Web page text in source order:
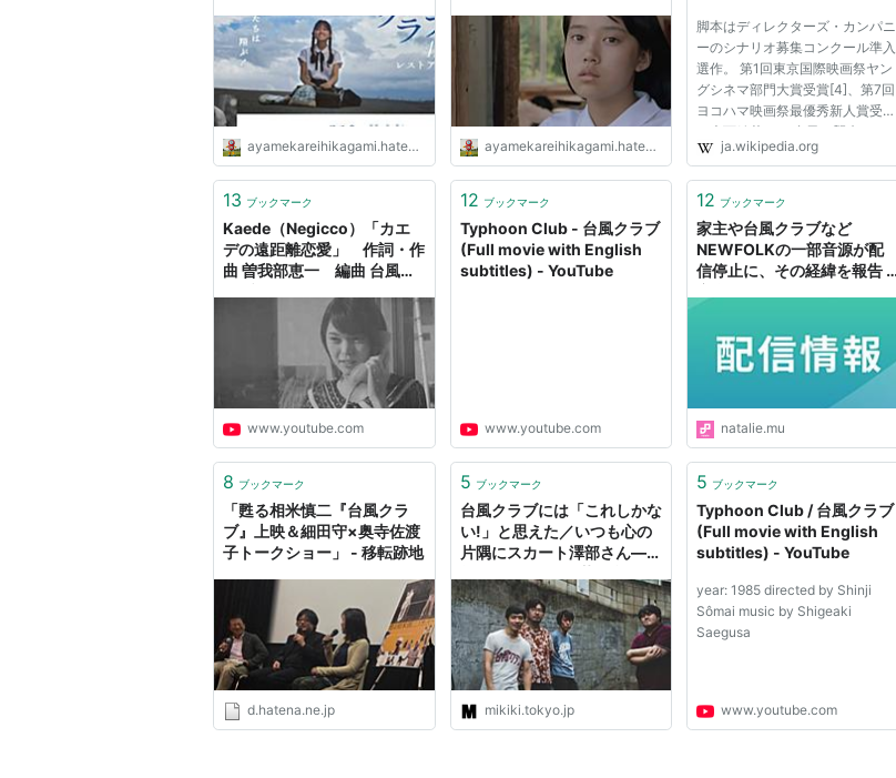
ayamekareihikagami.hateblo.jp ayamekareihikagami.hateblo.jp
脚本はディレクターズ・カンパニ
ーのシナリオ募集コンクール準入
選作。 第1回東京国際映画祭ヤン
グシネマ部門大賞受賞[4]、第7回
ヨコハマ映画祭最優秀新人賞受賞
（大西結花）。 台風の襲来をき
っかけとして、日頃の鬱屈した感
して、思春期の少年少女たちの危
うさ・脆さを表現している。一...
ja.wikipedia.org
13 ブックマーク
Kaede（Negicco）「カエ
デの遠距離恋愛」 作詞・作
曲 曽我部恵一 編曲 台風ク
www.youtube.com
12 ブックマーク
Typhoon Club - 台風クラブ
(Full movie with English
subtitles) - YouTube
www.youtube.com
12 ブックマーク
家主や台風クラブなど
NEWFOLKの一部音源が配
信停止に、その経緯を報告 -
natalie.mu
8 ブックマーク
「甦る相米慎二『台風クラ
ブ』上映＆細田守×奥寺佐渡
子トークショー」 - 移転跡地
d.hatena.ne.jp
5 ブックマーク
台風クラブには「これしかな
い!」と思えた／いつも心の
片隅にスカート澤部さん――
た、魔法の音楽 | Mikiki by
TOWER RECORDS
mikiki.tokyo.jp
5 ブックマーク
Typhoon Club / 台風クラブ
(Full movie with English
subtitles) - YouTube
year: 1985 directed by Shinji
Sômai music by Shigeaki
Saegusa
www.youtube.com